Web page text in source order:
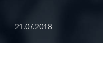
21.07.2018